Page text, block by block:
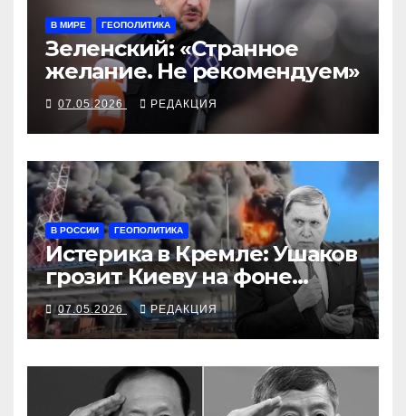
В МИРЕ ГЕОПОЛИТИКА
Зеленский: «Странное
желание. Не рекомендуем»
07.05.2026 РЕДАКЦИЯ
В РОССИИ ГЕОПОЛИТИКА
Истерика в Кремле: Ушаков
грозит Киеву на фоне
горящей Перми»
07.05.2026 РЕДАКЦИЯ